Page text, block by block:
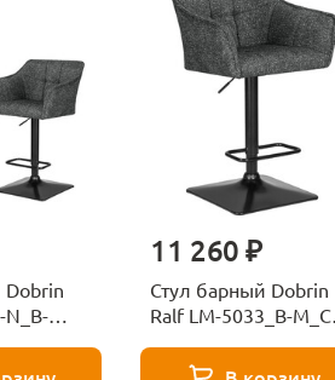
Dobrin
N_B-
11 260 ₽
Стул барный Dobrin
Ralf LM-5033_B-